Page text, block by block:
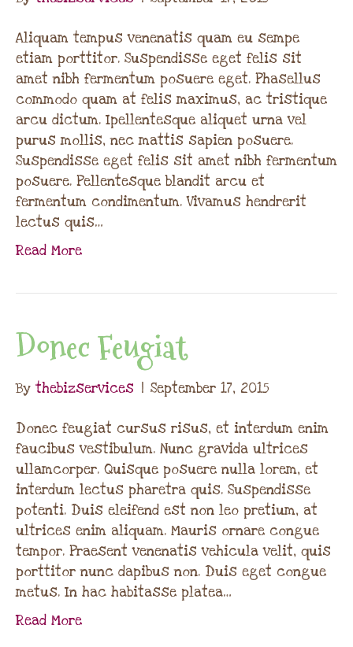
Aliquam tempus venenatis quam eu sempe
etiam porttitor. Suspendisse eget felis sit
amet nibh fermentum posuere eget. Phasellus
commodo quam at felis maximus, ac tristique
arcu dictum. Ipellentesque aliquet urna vel
purus mollis, nec mattis sapien posuere.
Suspendisse eget felis sit amet nibh fermentum
posuere. Pellentesque blandit arcu et
fermentum condimentum. Vivamus hendrerit
lectus quis…
Read More
Donec Feugiat
By thebizservices | September 17, 2015
Donec feugiat cursus risus, et interdum enim
faucibus vestibulum. Nunc gravida ultrices
ullamcorper. Quisque posuere nulla lorem, et
interdum lectus pharetra quis. Suspendisse
potenti. Duis eleifend est non leo pretium, at
ultrices enim aliquam. Mauris ornare congue
tempor. Praesent venenatis vehicula velit, quis
porttitor nunc dapibus non. Duis eget congue
metus. In hac habitasse platea…
Read More